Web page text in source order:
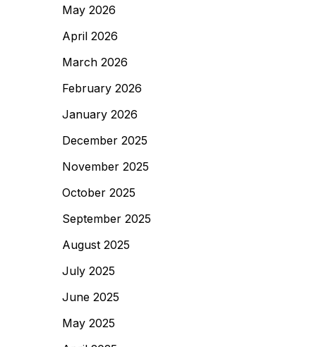
May 2026
April 2026
March 2026
February 2026
January 2026
December 2025
November 2025
October 2025
September 2025
August 2025
July 2025
June 2025
May 2025